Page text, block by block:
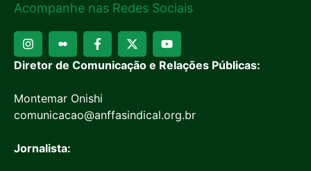
Acompanhe nas Redes Sociais
Diretor de Comunicação e Relações Públicas:
Montemar Onishi
comunicacao@anffasindical.org.br
Jornalista: